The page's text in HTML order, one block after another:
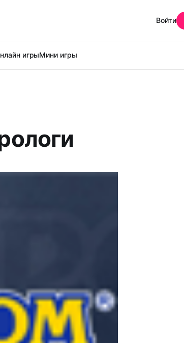
игрыМини игры
Войти